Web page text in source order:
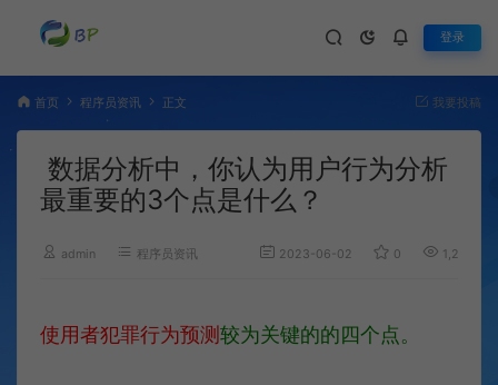
登录
首页 程序员资讯 正文 我要投稿
数据分析中，你认为用户行为分析
最重要的3个点是什么？
admin 程序员资讯 2023-06-02 0 1,206
使用者犯罪行为预测较为关键的的四个点。